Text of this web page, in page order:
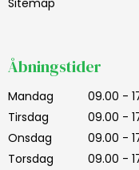
Sitemap
Åbningstider
Mandag
09.00 -
Tirsdag
09.00 -
Onsdag
09.00 -
Torsdag
09.00 -